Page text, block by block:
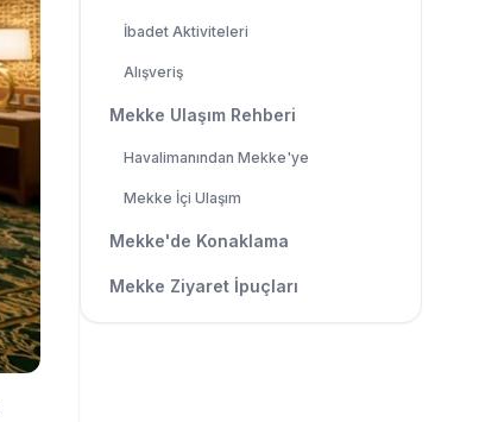
İbadet Aktiviteleri
Alışveriş
Mekke Ulaşım Rehberi
Havalimanından Mekke'ye
Mekke İçi Ulaşım
Mekke'de Konaklama
Mekke Ziyaret İpuçları